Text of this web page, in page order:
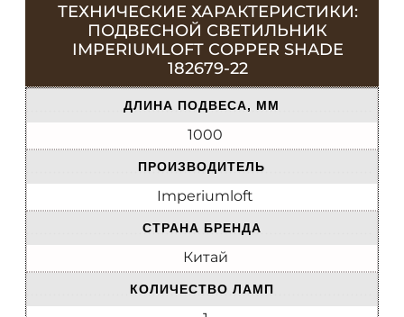
ТЕХНИЧЕСКИЕ ХАРАКТЕРИСТИКИ:
ПОДВЕСНОЙ СВЕТИЛЬНИК
IMPERIUMLOFT COPPER SHADE
182679-22
ДЛИНА ПОДВЕСА, ММ
1000
ПРОИЗВОДИТЕЛЬ
Imperiumloft
СТРАНА БРЕНДА
Китай
КОЛИЧЕСТВО ЛАМП